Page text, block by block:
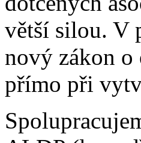
větší silou. V
nový zákon o
přímo při